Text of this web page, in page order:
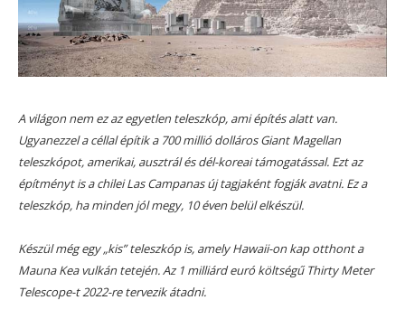
A világon nem ez az egyetlen teleszkóp, ami építés alatt van.
Ugyanezzel a céllal építik a 700 millió dolláros Giant Magellan
teleszkópot, amerikai, ausztrál és dél-koreai támogatással. Ezt az
építményt is a chilei Las Campanas új tagjaként fogják avatni. Ez a
teleszkóp, ha minden jól megy, 10 éven belül elkészül.
Készül még egy „kis” teleszkóp is, amely Hawaii-on kap otthont a
Mauna Kea vulkán tetején. Az 1 milliárd euró költségű Thirty Meter
Telescope-t 2022-re tervezik átadni.